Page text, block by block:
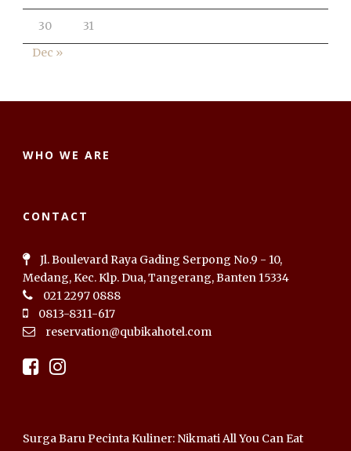
30
31
Dec »
WHO WE ARE
CONTACT
Jl. Boulevard Raya Gading Serpong No.9 - 10,
Medang, Kec. Klp. Dua, Tangerang, Banten 15334
021 2297 0888
0813-8311-617
reservation@qubikahotel.com
Surga Baru Pecinta Kuliner: Nikmati All You Can Eat